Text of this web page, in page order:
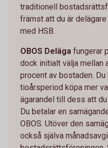
traditionell
främst att du är
med HSB.
OBOS Deläga fungerar
dock initialt välja mellan
procent av bostaden. Du
tioårsperiod köpa mer
ägarandel till dess att
Du betalar en
OBOS. Utöver den
också själva